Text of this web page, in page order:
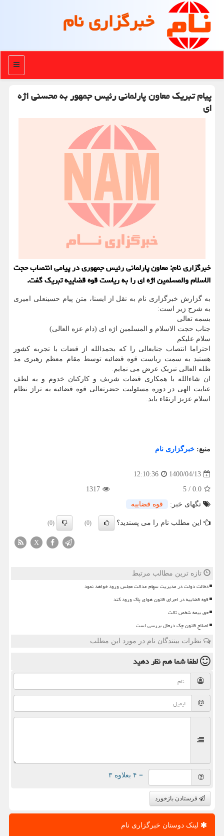
خبرگزاری نام
منو
پیام تبریك معاون پارلمانی رئیس جمهور به محسنی اژه
ای
خبرگزاری نام: معاون پارلمانی رئیس جمهوری در پیامی انتصاب حجت
الاسلام والمسلمین اژه ای را به ریاست قوه قضاییه تبریک گفت.
به گزارش خبرگزاری نام به نقل از ایسنا، متن پیام حسینعلی امیری
به شرح زیر است:
بسمه تعالی
جناب حجت الاسلام و المسلمین اژه ای (دام عزه العالی)
سلام علیکم
احتراما انتصاب جنابعالی را که بحمدالله از قضات با تجربه کشور
هستید به سمت ریاست قوه قضائیه توسط مقام معظم رهبری مد
ظله العالی تبریک عرض می نمایم.
ان شاءالله با همکاری قضات شریف و کارکنان خدوم و به لطف
عنایت الهی در دوره مسئولیت حضرتعالی قوه قضائیه به تراز نظام
اسلام عزیز ارتقاء یابد.
منبع: خبرگزاری نام
1400/04/13
12:10:36
0.0
/
5
1317
تگهای خبر:
قوه قضاییه
این مطلب نام را می پسندید؟ (0)
(0)
X
تازه ترین مطالب مرتبط
دخالت دولت در مدیریت سهام عدالت مجلس ورود خواهد نمود
قوه قضاییه در اجرای قانون هوای پاک ورود کند
حق بیمه شخص ثالث
اصلاح قانون چک درحال بررسی است
نظرات بینندگان نام در مورد این مطلب
لطفا شما همنظر دهید
= ۴ بعلاوه ۳
فرستادن بازخورد
لینک دوستان خبرگزاری نام